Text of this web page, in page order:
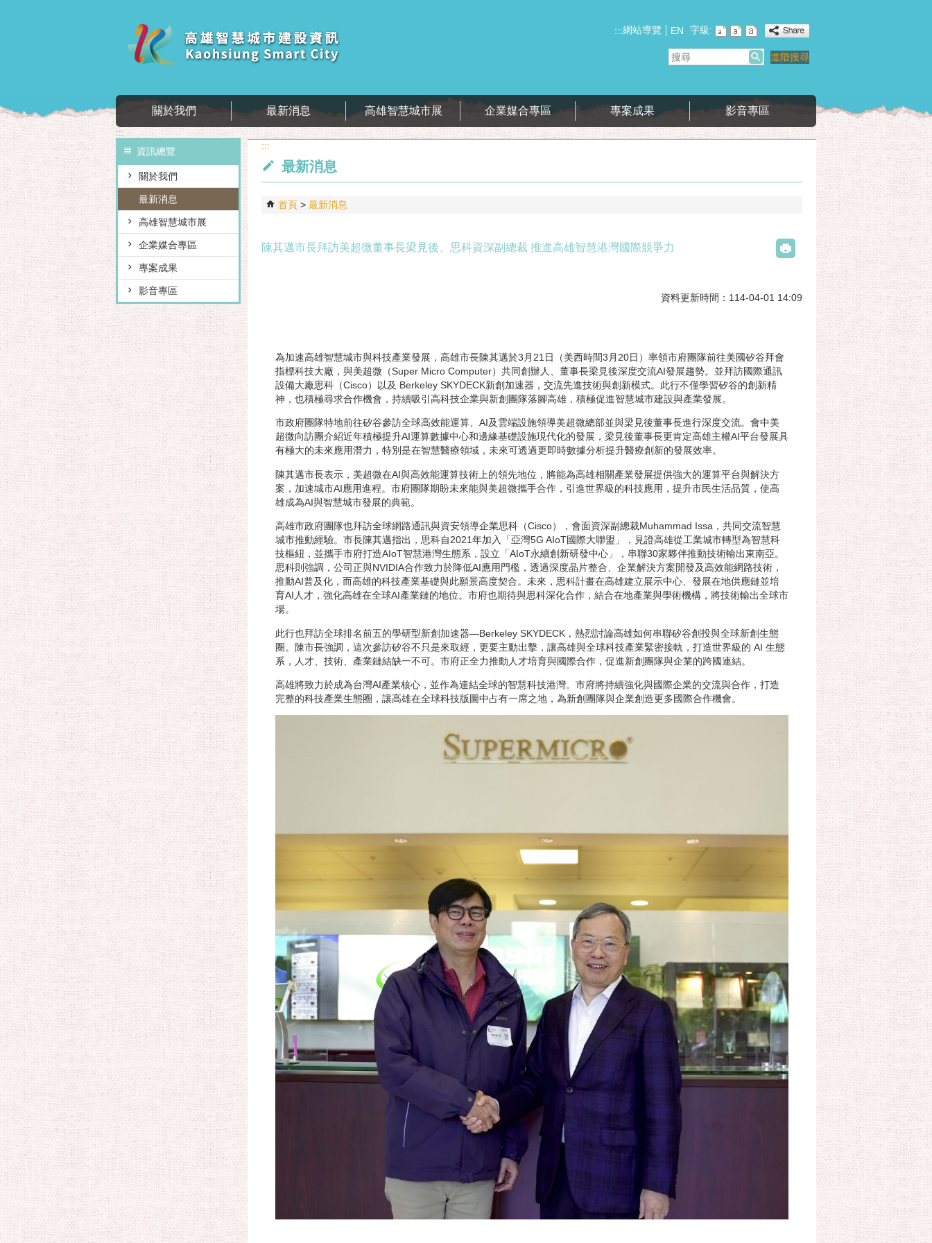
:::網站導覽 EN 字級:
搜
進階搜尋
關於我們 最新消息 高雄智慧城市展 企業媒合專區 專案成果 影音專區
:::
資訊總覽
關於我們
最新消息
高雄智慧城市展
企業媒合專區
專案成果
影音專區
:::
最新消息
首頁 最新消息
陳其邁市長拜訪美超微董事長梁見後、思科資深副總裁 推進高雄智慧港灣國際競爭力
資料更新時間：114-04-01 14:09
為加速高雄智慧城市與科技產業發展，高雄市長陳其邁於3月21日（美西時間3月20日）率領市府團隊前往美國矽谷拜會
指標科技大廠，與美超微（Super Micro Computer）共同創辦人、董事長梁見後深度交流AI發展趨勢。並拜訪國際通訊
設備大廠思科（Cisco）以及 Berkeley SKYDECK新創加速器，交流先進技術與創新模式。此行不僅學習矽谷的創新精
神，也積極尋求合作機會，持續吸引高科技企業與新創團隊落腳高雄，積極促進智慧城市建設與產業發展。
市政府團隊特地前往矽谷參訪全球高效能運算、AI及雲端設施領導美超微總部並與梁見後董事長進行深度交流。會中美
超微向訪團介紹近年積極提升AI運算數據中心和邊緣基礎設施現代化的發展，梁見後董事長更肯定高雄主權AI平台發展具
有極大的未來應用潛力，特別是在智慧醫療領域，未來可透過更即時數據分析提升醫療創新的發展效率。
陳其邁市長表示，美超微在AI與高效能運算技術上的領先地位，將能為高雄相關產業發展提供強大的運算平台與解決方
案，加速城市AI應用進程。市府團隊期盼未來能與美超微攜手合作，引進世界級的科技應用，提升市民生活品質，使高
雄成為AI與智慧城市發展的典範。
高雄市政府團隊也拜訪全球網路通訊與資安領導企業思科（Cisco），會面資深副總裁Muhammad Issa，共同交流智慧
城市推動經驗。市長陳其邁指出，思科自2021年加入「亞灣5G AIoT國際大聯盟」，見證高雄從工業城市轉型為智慧科
技樞紐，並攜手市府打造AIoT智慧港灣生態系，設立「AIoT永續創新研發中心」，串聯30家夥伴推動技術輸出東南亞。
思科則強調，公司正與NVIDIA合作致力於降低AI應用門檻，透過深度晶片整合、企業解決方案開發及高效能網路技術，
推動AI普及化，而高雄的科技產業基礎與此願景高度契合。未來，思科計畫在高雄建立展示中心、發展在地供應鏈並培
育AI人才，強化高雄在全球AI產業鏈的地位。市府也期待與思科深化合作，結合在地產業與學術機構，將技術輸出全球市
場。
此行也拜訪全球排名前五的學研型新創加速器—Berkeley SKYDECK，熱烈討論高雄如何串聯矽谷創投與全球新創生態
圈。陳市長強調，這次參訪矽谷不只是來取經，更要主動出擊，讓高雄與全球科技產業緊密接軌，打造世界級的 AI 生態
系，人才、技術、產業鏈結缺一不可。市府正全力推動人才培育與國際合作，促進新創團隊與企業的跨國連結。
高雄將致力於成為台灣AI產業核心，並作為連結全球的智慧科技港灣。市府將持續強化與國際企業的交流與合作，打造
完整的科技產業生態圈，讓高雄在全球科技版圖中占有一席之地，為新創團隊與企業創造更多國際合作機會。